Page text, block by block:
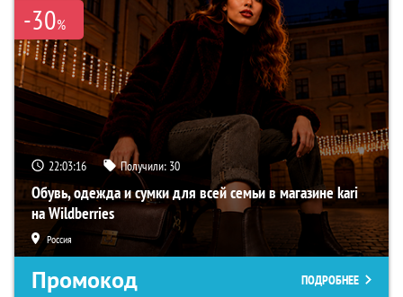
-30%
22:03:15 Получили: 30
Обувь, одежда и сумки для всей семьи в магазине kari
на Wildberries
Россия
Промокод ПОДРОБНЕЕ